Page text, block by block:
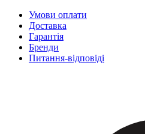
Умови оплати
Доставка
Гарантія
Бренди
Питання-відповіді